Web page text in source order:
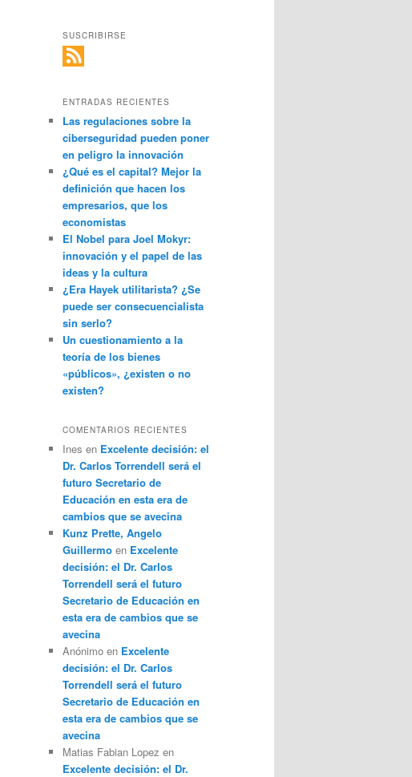
SUSCRIBIRSE
ENTRADAS RECIENTES
Las regulaciones sobre la
ciberseguridad pueden poner
en peligro la innovación
¿Qué es el capital? Mejor la
definición que hacen los
empresarios, que los
economistas
El Nobel para Joel Mokyr:
innovación y el papel de las
ideas y la cultura
¿Era Hayek utilitarista? ¿Se
puede ser consecuencialista
sin serlo?
Un cuestionamiento a la
teoría de los bienes
«públicos», ¿existen o no
existen?
COMENTARIOS RECIENTES
Ines en Excelente decisión: el
Dr. Carlos Torrendell será el
futuro Secretario de
Educación en esta era de
cambios que se avecina
Kunz Prette, Angelo
Guillermo en Excelente
decisión: el Dr. Carlos
Torrendell será el futuro
Secretario de Educación en
esta era de cambios que se
avecina
Anónimo en Excelente
decisión: el Dr. Carlos
Torrendell será el futuro
Secretario de Educación en
esta era de cambios que se
avecina
Matias Fabian Lopez en
Excelente decisión: el Dr.